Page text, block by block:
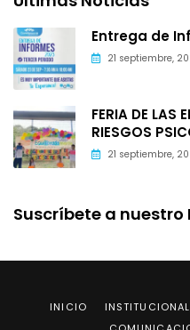
Entrega de
21 septiembre,
FERIA DE LAS
RIESGOS
21 septiembre,
Suscríbete a nuestro
INICIO INSTITUCIONAL